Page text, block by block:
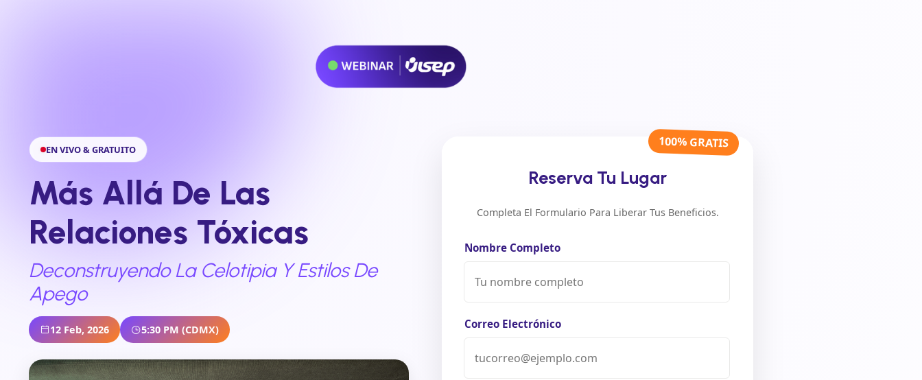
EN VIVO & GRATUITO
Más Allá De Las
Relaciones Tóxicas
Deconstruyendo La Celotipia Y Estilos De
Apego
12 Feb, 2026 5:30 PM (CDMX)
100% GRATIS
Reserva Tu Lugar
Completa El Formulario Para Liberar Tus Beneficios.
Nombre Completo
Correo Electrónico